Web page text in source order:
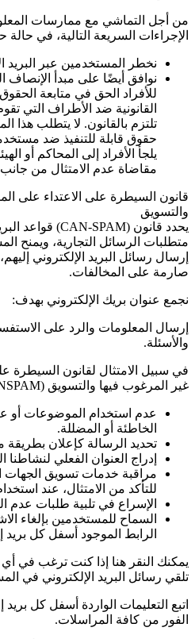
من أجل التماشي مع ممارسات
الإجراءات السريعة التالية، في
نخطر المستخدمين عبر البريد
نوافق أيضًا على مبدأ
للأفراد الحق في متابعة الحقوق
القانونية ضد الأطراف التي
تلتزم بالقانون. لا يتطلب هذا
حقوق قابلة للتنفيذ ضد
يلجأ الأفراد إلى المحاكم أو
مقاضاة عدم الامتثال من جانب
قانون السيطرة على الاعتداء على
والتسويق
يحدد قانون (CAN-SPAM) قواعد
متطلبات الرسائل التجارية، ويمنح
إرسال رسائل البريد الإلكتروني
صارمة على المخالفات.
نجمع عنوان بريك الإلكتروني بهدف:
إرسال المعلومات والرد على
والأسئلة.
في سبيل الامتثال لقانون السيطرة
غير المرغوب فيها والتسويق
عدم استخدام الموضوعات أو
الخاطئة أو المضللة.
تحديد الرسالة كإعلان بطريقة
إدراج العنوان الفعلي لنشاطنا
مراقبة خدمات تسويق الجهات
للتأكد من الامتثال، عند
الإسراع في تلبية طلبات عدم
السماح للمستخدمين بإلغاء
الرابط الموجود أسفل كل بريد
يمكنك النقر هنا إذا كنت ترغب في
تلقي رسائل البريد الإلكتروني في
اتبع التعليمات الواردة أسفل كل
الفور من كافة المراسلات.